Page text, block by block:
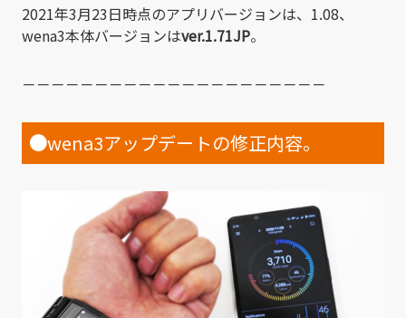
2021年3月23日時点のアプリバージョンは、1.08、
wena3本体バージョンはver.1.71JP。
－－－－－－－－－－－－－－－－－－－－－
●wena3アップデートの修正内容。